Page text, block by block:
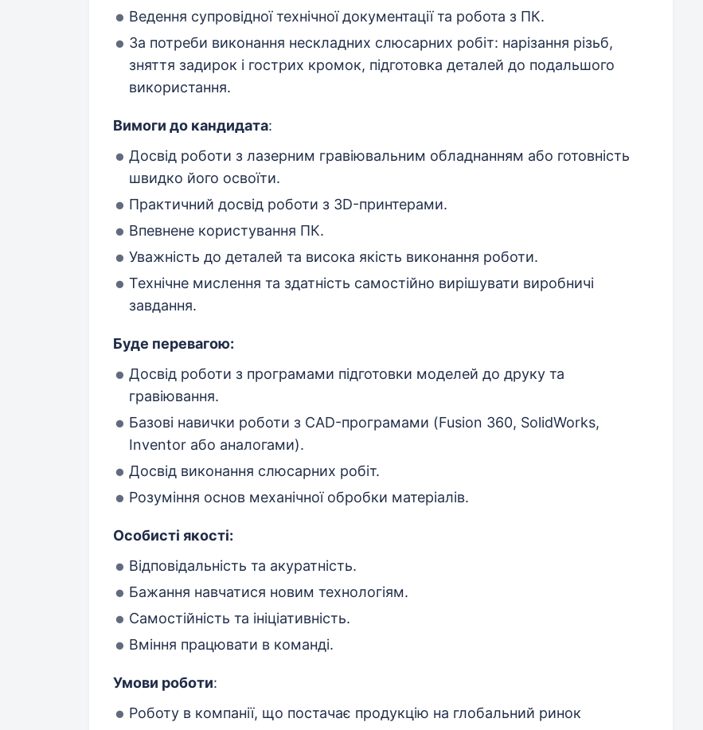
Ведення супровідної технічної документації та робота з ПК.
За потреби виконання нескладних слюсарних робіт: нарізання різьб,
зняття задирок і гострих кромок, підготовка деталей до подальшого
використання.
Вимоги до кандидата:
Досвід роботи з лазерним гравіювальним обладнанням або готовність
швидко його освоїти.
Практичний досвід роботи з 3D-принтерами.
Впевнене користування ПК.
Уважність до деталей та висока якість виконання роботи.
Технічне мислення та здатність самостійно вирішувати виробничі
завдання.
Буде перевагою:
Досвід роботи з програмами підготовки моделей до друку та
гравіювання.
Базові навички роботи з CAD-програмами (Fusion 360, SolidWorks,
Inventor або аналогами).
Досвід виконання слюсарних робіт.
Розуміння основ механічної обробки матеріалів.
Особисті якості:
Відповідальність та акуратність.
Бажання навчатися новим технологіям.
Самостійність та ініціативність.
Вміння працювати в команді.
Умови роботи:
Роботу в компанії, що постачає продукцію на глобальний ринок